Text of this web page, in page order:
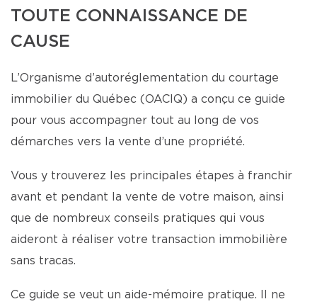
TOUTE CONNAISSANCE DE
CAUSE
L’Organisme d’autoréglementation du courtage
immobilier du Québec (OACIQ) a conçu ce guide
pour vous accompagner tout au long de vos
démarches vers la vente d’une propriété.
Vous y trouverez les principales étapes à franchir
avant et pendant la vente de votre maison, ainsi
que de nombreux conseils pratiques qui vous
aideront à réaliser votre transaction immobilière
sans tracas.
Ce guide se veut un aide-mémoire pratique. Il ne